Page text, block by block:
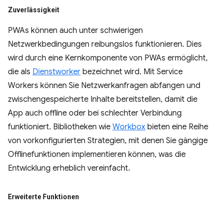
Zuverlässigkeit
PWAs können auch unter schwierigen
Netzwerkbedingungen reibungslos funktionieren. Dies
wird durch eine Kernkomponente von PWAs ermöglicht,
die als Dienstworker bezeichnet wird. Mit Service
Workers können Sie Netzwerkanfragen abfangen und
zwischengespeicherte Inhalte bereitstellen, damit die
App auch offline oder bei schlechter Verbindung
funktioniert. Bibliotheken wie Workbox bieten eine Reihe
von vorkonfigurierten Strategien, mit denen Sie gängige
Offlinefunktionen implementieren können, was die
Entwicklung erheblich vereinfacht.
Erweiterte Funktionen